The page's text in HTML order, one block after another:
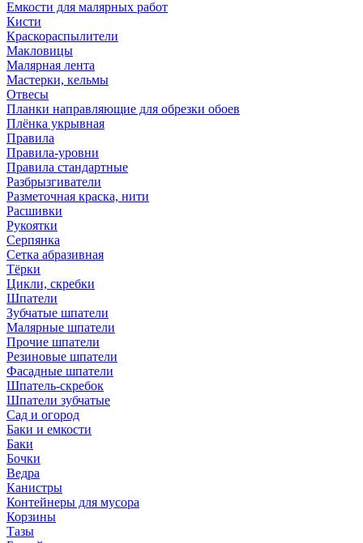
Емкости для малярных работ
Кисти
Краскораспылители
Макловицы
Малярная лента
Мастерки, кельмы
Отвесы
Планки направляющие для обрезки обоев
Плёнка укрывная
Правила
Правила-уровни
Правила стандартные
Разбрызгиватели
Разметочная краска, нити
Расшивки
Рукоятки
Серпянка
Сетка абразивная
Тёрки
Цикли, скребки
Шпатели
Зубчатые шпатели
Малярные шпатели
Прочие шпатели
Резиновые шпатели
Фасадные шпатели
Шпатель-скребок
Шпатели зубчатые
Сад и огород
Баки и емкости
Баки
Бочки
Ведра
Канистры
Контейнеры для мусора
Корзины
Тазы